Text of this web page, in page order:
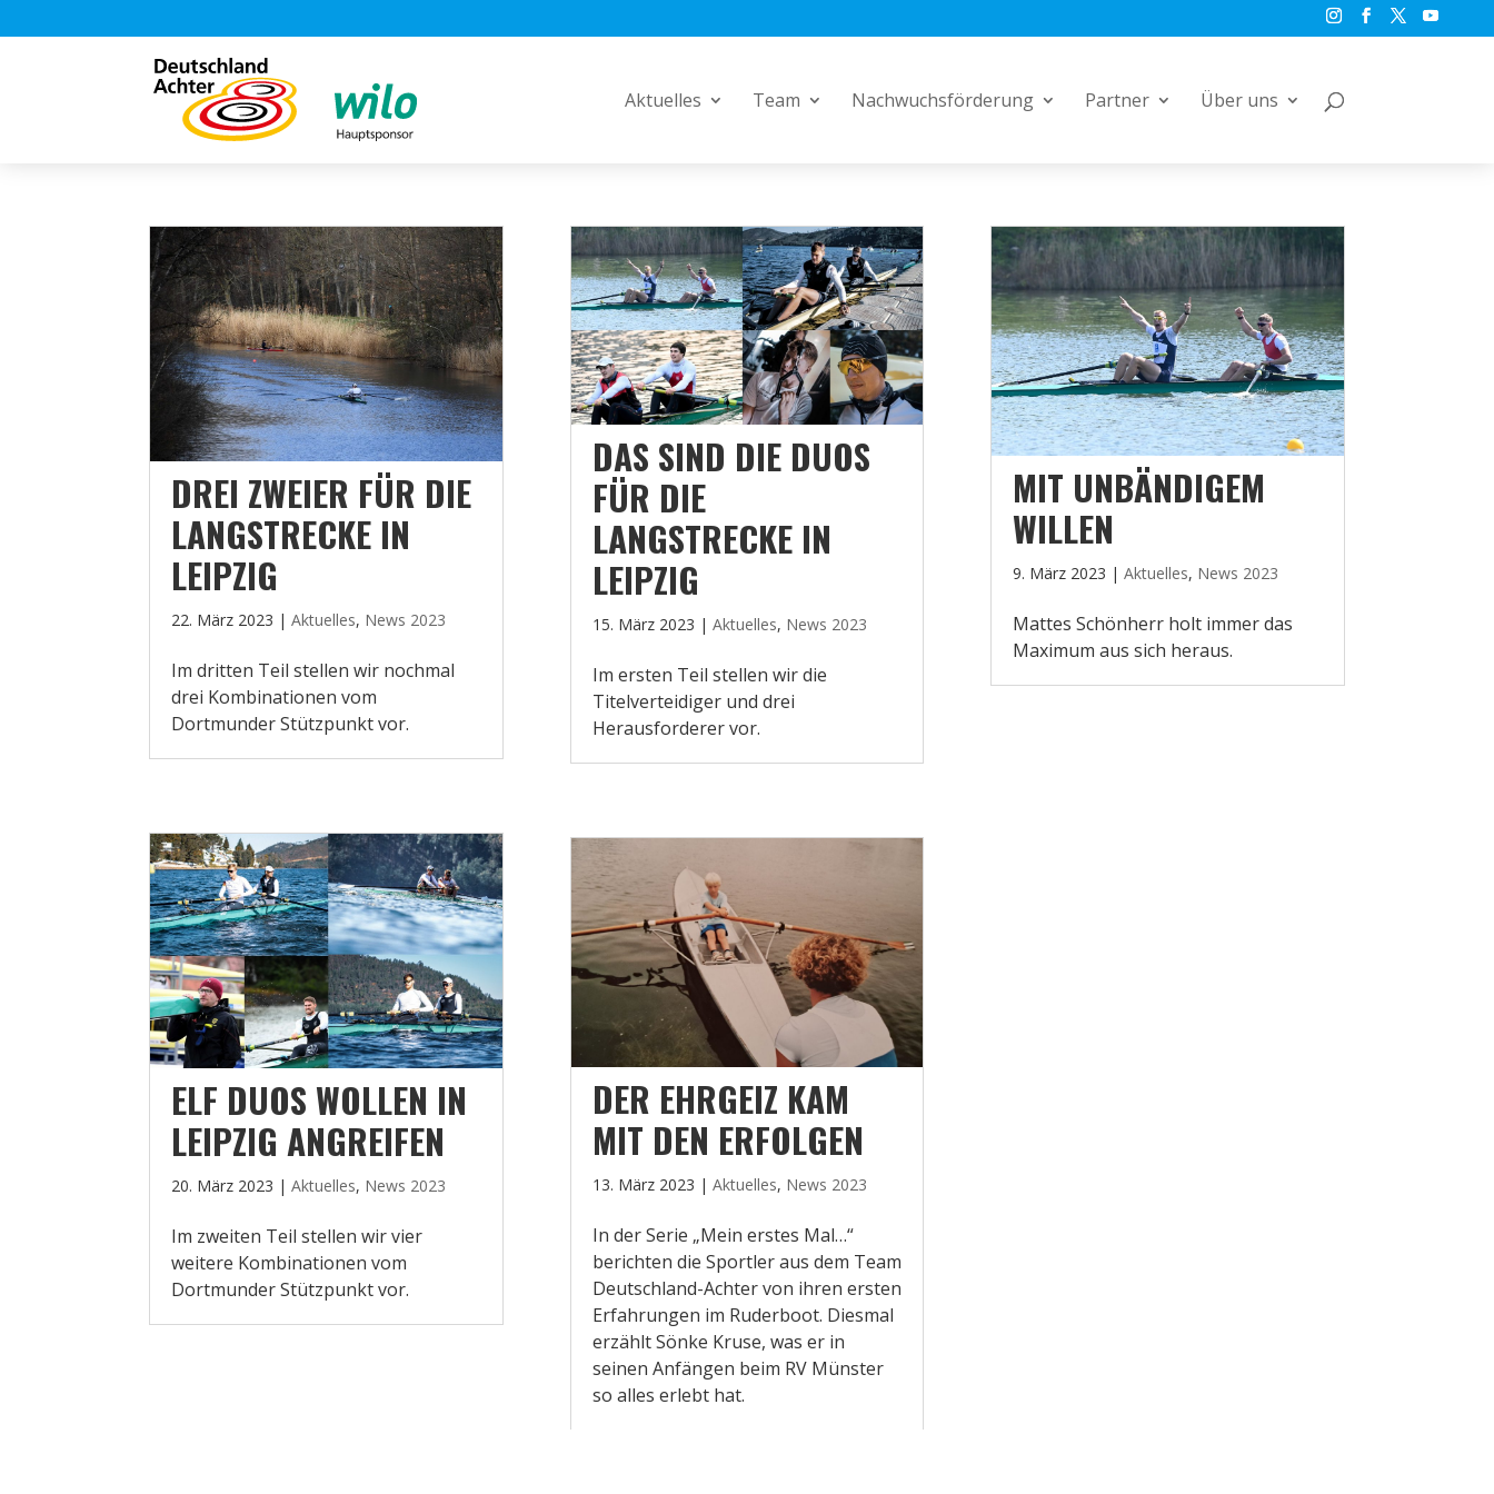
Aktuelles Team Nachwuchsförderung Partner Über uns
DREI ZWEIER FÜR DIE
LANGSTRECKE IN
LEIPZIG
22. März 2023 |Aktuelles, News 2023
Im dritten Teil stellen wir nochmal
drei Kombinationen vom
Dortmunder Stützpunkt vor.
ELF DUOS WOLLEN IN
LEIPZIG ANGREIFEN
20. März 2023 |Aktuelles, News 2023
Im zweiten Teil stellen wir vier
weitere Kombinationen vom
Dortmunder Stützpunkt vor.
DAS SIND DIE DUOS
FÜR DIE
LANGSTRECKE IN
LEIPZIG
15. März 2023 | Aktuelles, News 2023
Im ersten Teil stellen wir die
Titelverteidiger und drei
Herausforderer vor.
DER EHRGEIZ KAM
MIT DEN ERFOLGEN
13. März 2023 | Aktuelles, News 2023
In der Serie „Mein erstes Mal…“
berichten die Sportler aus dem Team
Deutschland-Achter von ihren ersten
Erfahrungen im Ruderboot. Diesmal
erzählt Sönke Kruse, was er in
seinen Anfängen beim RV Münster
so alles erlebt hat.
MIT UNBÄNDIGEM
WILLEN
9. März 2023 |Aktuelles, News 2023
Mattes Schönherr holt immer das
Maximum aus sich heraus.